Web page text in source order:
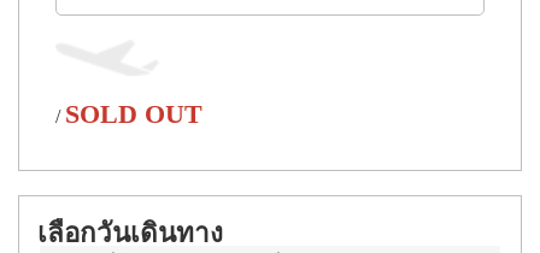
/ SOLD OUT
เลือกวันเดินทาง